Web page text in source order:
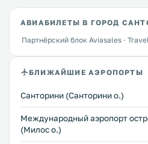
АВИАБИЛЕТЫ В ГОРОД
Партнёрский блок Aviasales ·
БЛИЖАЙШИЕ АЭРОПОРТЫ
Санторини (Санторини о.)
Междунарoдный аэропорт
(Милос о.)